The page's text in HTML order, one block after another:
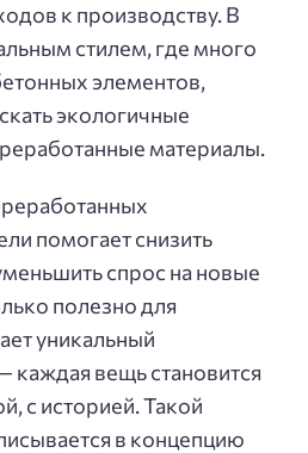
к производству. В
стилем, где много
элементов,
экологичные
материалы.
помогает снизить
спрос на новые
полезно для
уникальный
каждая вещь становится
с историей. Такой
в концепцию